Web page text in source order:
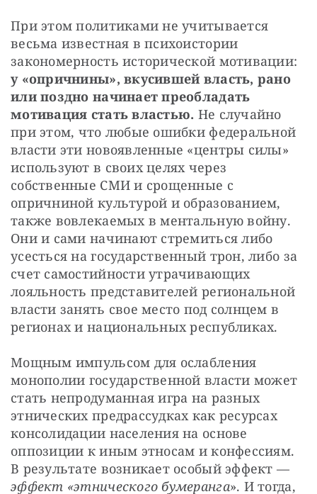
При этом политиками не учитывается
весьма известная в психоистории
у «опричнины», вкусившей власть, рано
или поздно начинает преобладать
мотивация стать властью. Не случайно
при этом, что любые ошибки федеральной
власти эти новоявленные «центры силы»
используют в своих целях через
собственные СМИ и срощенные с
опричниной культурой и образованием,
также вовлекаемых в ментальную войну.
Они и сами начинают стремиться либо
усесться на государственный трон, либо за
счет самостийности утрачивающих
лояльность представителей региональной
власти занять свое место под солнцем в
регионах и национальных республиках.
Мощным импульсом для ослабления
монополии государственной власти может
стать непродуманная игра на разных
этнических предрассудках как ресурсах
консолидации населения на основе
оппозиции к иным этносам и конфессиям.
эффект «этнического бумеранга». И тогда,